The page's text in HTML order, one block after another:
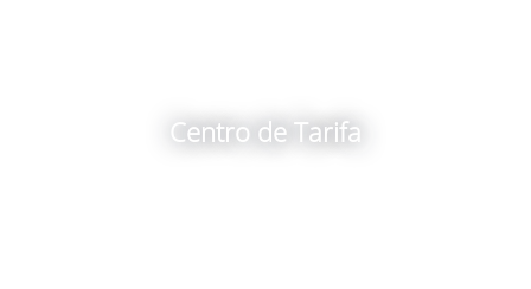
Centro de Tarifa